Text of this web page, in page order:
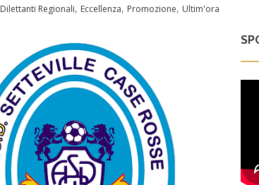
Dilettanti Regionali, Eccellenza, Promozione, Ultim'ora